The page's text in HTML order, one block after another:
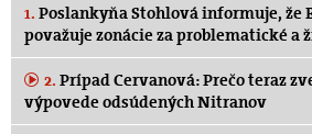
1. Poslankyňa Stohlová informuje, že
považuje zonácie za problematické a
2. Prípad Cervanová: Prečo teraz
výpovede odsúdených Nitranov